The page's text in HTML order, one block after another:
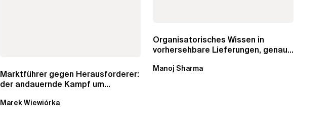
Marktführer gegen Herausforderer:
der andauernde Kampf um
Marek Wiewiórka
Organisatorisches Wissen in
vorhersehbare Lieferungen, genaue
Manoj Sharma